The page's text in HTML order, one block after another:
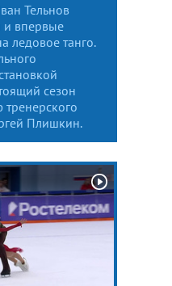
Тельнов
и впервые
ледовое танго.
сезон
Плишкин.